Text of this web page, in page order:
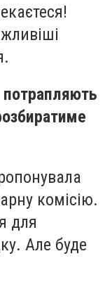
потрапляють
комісію.
для
Але буде